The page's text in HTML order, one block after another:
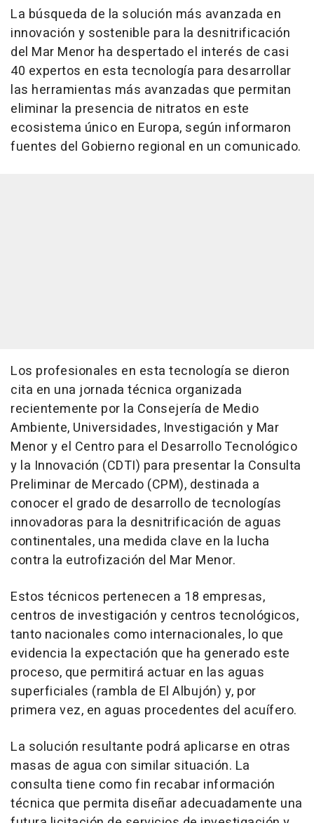
La búsqueda de la solución más avanzada en
innovación y sostenible para la desnitrificación
del Mar Menor ha despertado el interés de casi
40 expertos en esta tecnología para desarrollar
las herramientas más avanzadas que permitan
eliminar la presencia de nitratos en este
ecosistema único en Europa, según informaron
fuentes del Gobierno regional en un comunicado.
Los profesionales en esta tecnología se dieron
cita en una jornada técnica organizada
recientemente por la Consejería de Medio
Ambiente, Universidades, Investigación y Mar
Menor y el Centro para el Desarrollo Tecnológico
y la Innovación (CDTI) para presentar la Consulta
Preliminar de Mercado (CPM), destinada a
conocer el grado de desarrollo de tecnologías
innovadoras para la desnitrificación de aguas
continentales, una medida clave en la lucha
contra la eutrofización del Mar Menor.
Estos técnicos pertenecen a 18 empresas,
centros de investigación y centros tecnológicos,
tanto nacionales como internacionales, lo que
evidencia la expectación que ha generado este
proceso, que permitirá actuar en las aguas
superficiales (rambla de El Albujón) y, por
primera vez, en aguas procedentes del acuífero.
La solución resultante podrá aplicarse en otras
masas de agua con similar situación. La
consulta tiene como fin recabar información
técnica que permita diseñar adecuadamente una